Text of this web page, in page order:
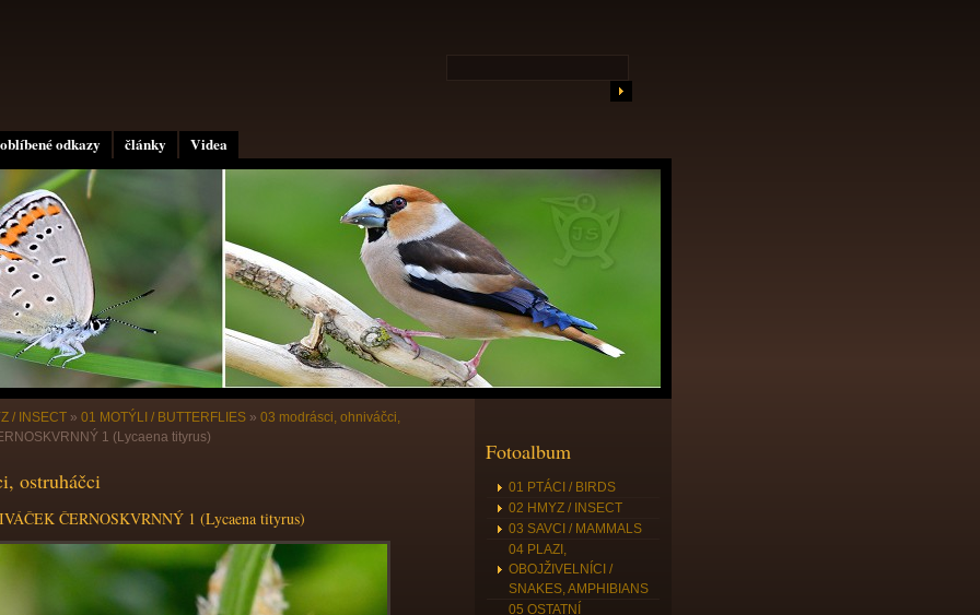
odkazy články Videa
/ INSECT » 01 MOTÝLI / BUTTERFLIES » 03 modrásci, ohniváčci,
1 (Lycaena tityrus)
ostruháčci
ČERNOSKVRNNÝ 1 (Lycaena tityrus)
Fotoalbum
01 PTÁCI / BIRDS
02 HMYZ / INSECT
03 SAVCI / MAMMALS
04 PLAZI,
OBOJŽIVELNÍCI /
SNAKES, AMPHIBIANS
05 OSTATNÍ